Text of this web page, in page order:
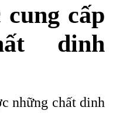
cung cấp
dinh
những chất dinh